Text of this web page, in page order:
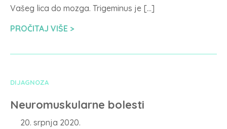
Vašeg lica do mozga. Trigeminus je […]
PROČITAJ VIŠE
DIJAGNOZA
Neuromuskularne bolesti
20. srpnja 2020.